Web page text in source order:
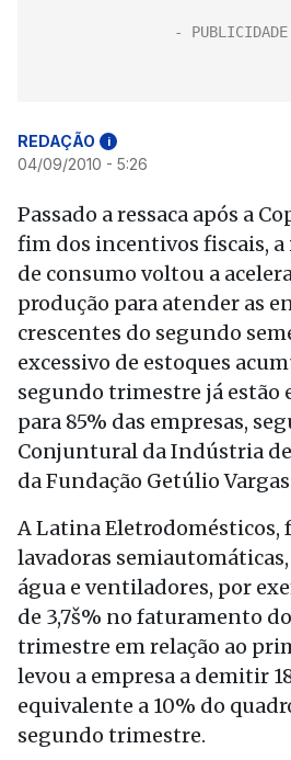
REDAÇÃO i
04/09/2010 - 5:26
Passado a ressaca após a
fim dos incentivos fiscais,
de consumo voltou a
produção para atender as
crescentes do segundo
excessivo de estoques
segundo trimestre já estão
para 85% das empresas,
Conjuntural da Indústria
da Fundação Getúlio Vargas
A Latina Eletrodomésticos,
lavadoras
água e ventiladores, por
de 3,7š% no faturamento
trimestre em relação ao
levou a empresa a demitir
equivalente a 10% do
segundo trimestre.